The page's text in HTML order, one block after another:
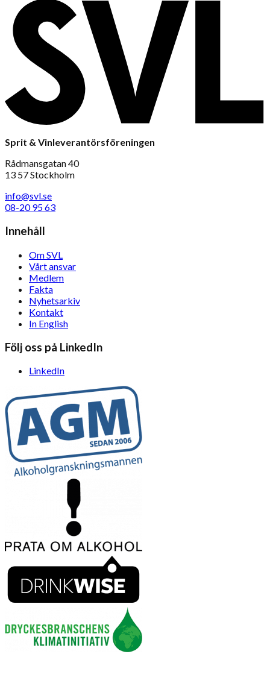
Sprit & Vinleverantörsföreningen
Rådmansgatan 40
13 57 Stockholm
info@svl.se
08-20 95 63
Innehåll
Om SVL
Vårt ansvar
Medlem
Fakta
Nyhetsarkiv
Kontakt
In English
Följ oss på LinkedIn
LinkedIn